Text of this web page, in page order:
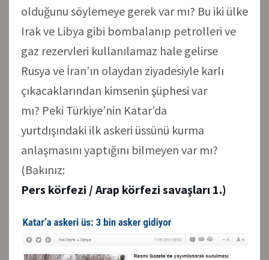
olduğunu söylemeye gerek var mı? Bu iki ülke
Irak ve Libya gibi bombalanıp petrolleri ve
gaz rezervleri kullanılamaz hale gelirse
Rusya ve İran’ın olaydan ziyadesiyle karlı
çıkacaklarından kimsenin şüphesi var
mı? Peki Türkiye’nin Katar’da
yurtdışındaki ilk askeri üssünü kurma
anlaşmasını yaptığını bilmeyen var mı?
(Bakınız:
Pers körfezi / Arap körfezi savaşları 1.)